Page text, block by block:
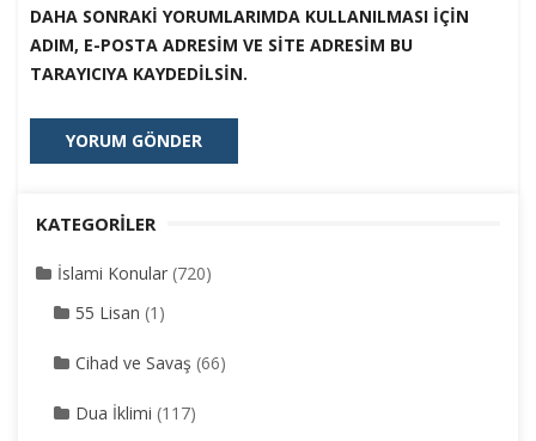
DAHA SONRAKI YORUMLARIMDA KULLANILMASI IÇIN
ADIM, E-POSTA ADRESIM VE SITE ADRESIM BU
TARAYICIYA KAYDEDILSIN.
KATEGORILER
İslami Konular (720)
55 Lisan (1)
Cihad ve Savaş (66)
Dua İklimi (117)